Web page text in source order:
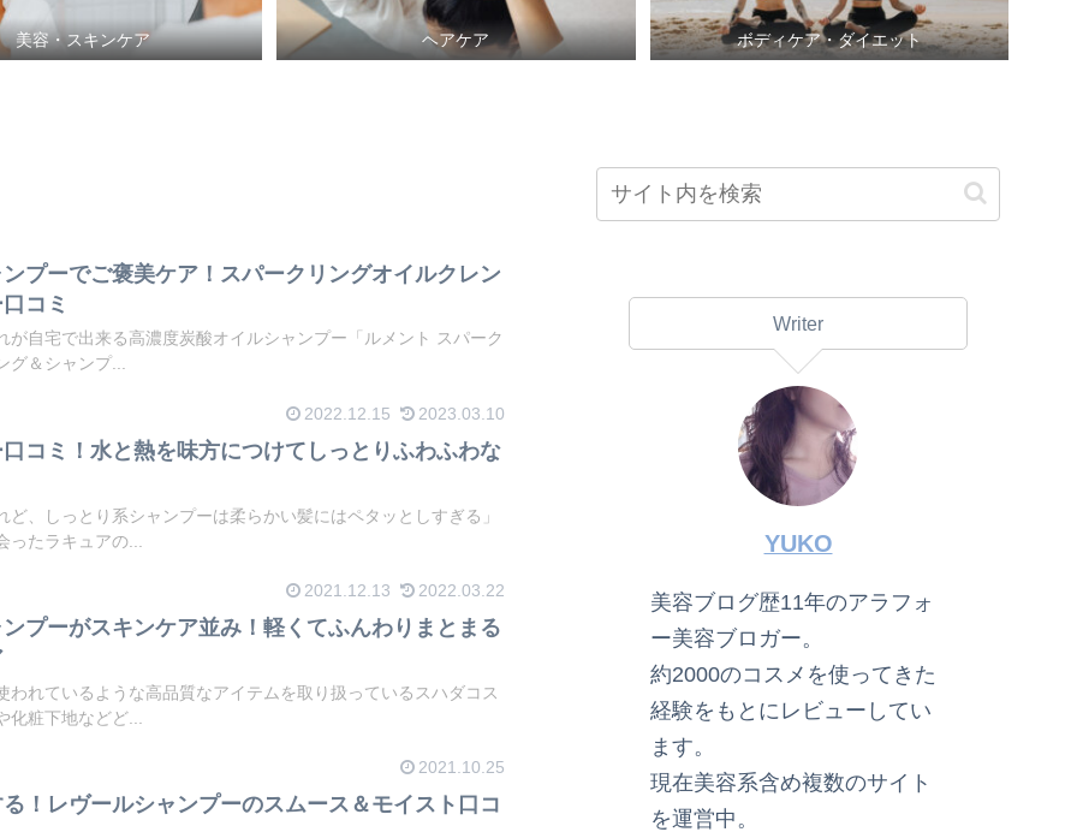
美容・スキンケア ヘアケア ボディケア・ダイエット
プーでご褒美ケア！スパークリングオイルクレン
コミ
が自宅で出来る高濃度炭酸オイルシャンプー「ルメント スパーク
グ＆シャンプ...
2022.12.15 2023.03.10
コミ！水と熱を味方につけてしっとりふわふわな
ど、しっとり系シャンプーは柔らかい髪にはペタッとしすぎる」
たラキュアの...
2021.12.13 2022.03.22
プーがスキンケア並み！軽くてふんわりまとまる
われているような高品質なアイテムを取り扱っているスハダコス
粧下地などど...
2021.10.25
！レヴールシャンプーのスムース＆モイスト口コ
Writer
YUKO
美容ブログ歴11年のアラフォ
ー美容ブロガー。
約2000のコスメを使ってきた
経験をもとにレビューしてい
ます。
現在美容系含め複数のサイト
を運営中。